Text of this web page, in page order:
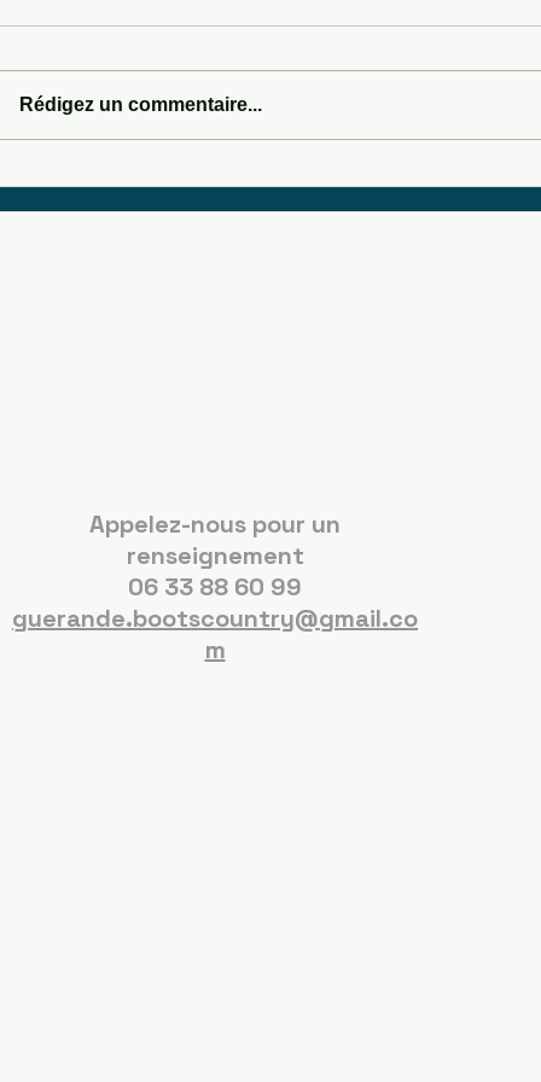
Rédigez un commentaire...
Appelez-nous pour un
renseignement
06 33 88 60 99
guerande.bootscountry@gmail.co
m